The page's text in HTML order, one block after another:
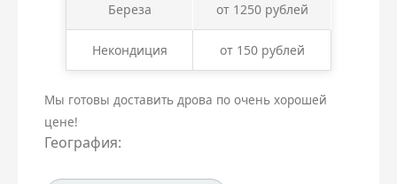
Береза от 1250 рублей
Некондиция от 150 рублей
Мы готовы доставить дрова по очень хорошей
цене!
География: